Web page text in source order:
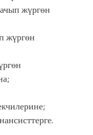
жүргөн
жүргөн